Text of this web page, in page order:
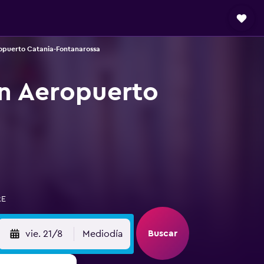
Catania-Fontanarossa
Aeropuerto
vie. 21/8 Mediodía Buscar